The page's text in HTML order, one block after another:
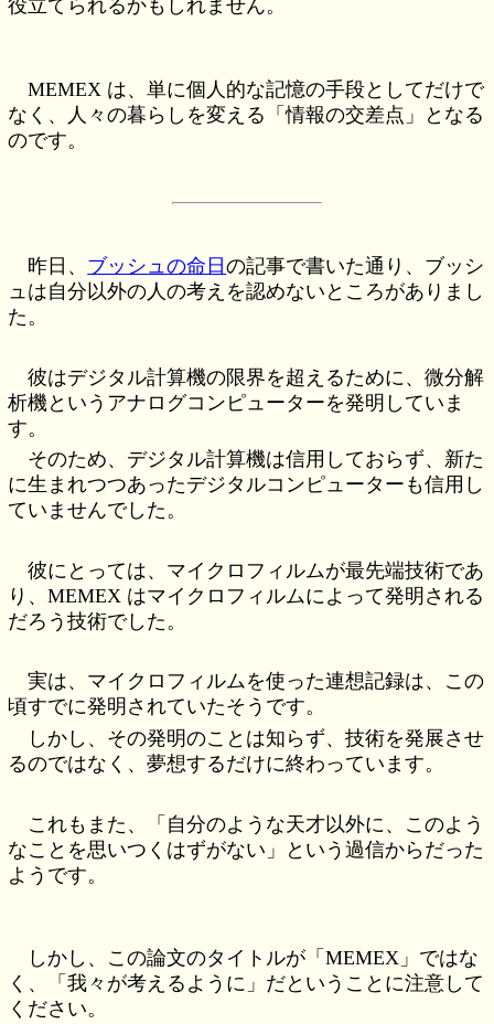
役立てられるかもしれません。
MEMEX は、単に個人的な記憶の手段としてだけで
なく、人々の暮らしを変える「情報の交差点」となる
のです。
昨日、 ブッシュの命日の記事で書いた通り、ブッシ
ュは自分以外の人の考えを認めないところがありまし
た。
彼はデジタル計算機の限界を超えるために、微分解
析機というアナログコンピューターを発明していま
す。
そのため、デジタル計算機は信用しておらず、新た
に生まれつつあったデジタルコンピューターも信用し
ていませんでした。
彼にとっては、マイクロフィルムが最先端技術であ
り、MEMEX はマイクロフィルムによって発明される
だろう技術でした。
実は、マイクロフィルムを使った連想記録は、この
頃すでに発明されていたそうです。
しかし、その発明のことは知らず、技術を発展させ
るのではなく、夢想するだけに終わっています。
これもまた、「自分のような天才以外に、このよう
なことを思いつくはずがない」という過信からだった
ようです。
しかし、この論文のタイトルが「MEMEX」ではな
く、「我々が考えるように」だということに注意して
ください。